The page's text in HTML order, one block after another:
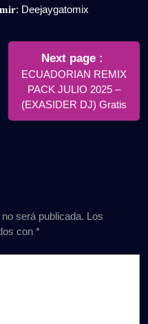
Deejaygatomix
Next page
Posts
ECUADORIAN REMIX
PACK JULIO 2025 –
(EXASIDER DJ) Gratis
será publicada. Los
con *